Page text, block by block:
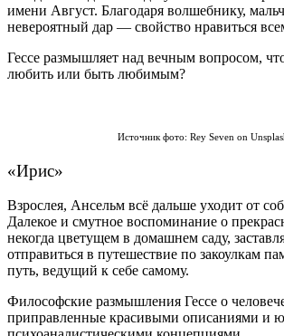
имени Август. Благодаря волшебнику,
невероятный дар — свойство нравиться
Гессе размышляет над вечным вопросом,
любить или быть любимым?
Источник фото: Rey Seven on
«Ирис»
Взрослея, Ансельм всё дальше уходит от
Далекое и смутное воспоминание о
некогда цветущем в домашнем саду,
отправиться в путешествие по закоулкам
путь, ведущий к себе самому.
Философские размышления Гессе о
приправленные красивыми описаниями и